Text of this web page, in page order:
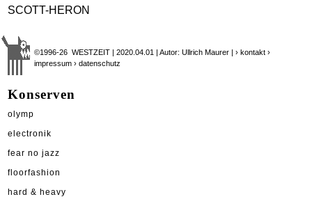
SCOTT-HERON
©1996-26 WESTZEIT | 2020.04.01 | Autor: Ullrich Maurer |› kontakt ›
impressum › datenschutz
Konserven
olymp
electronik
fear no jazz
floorfashion
hard & heavy